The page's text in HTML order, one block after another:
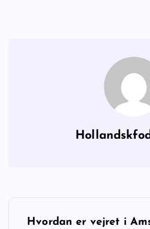
Hvordan er vejret i